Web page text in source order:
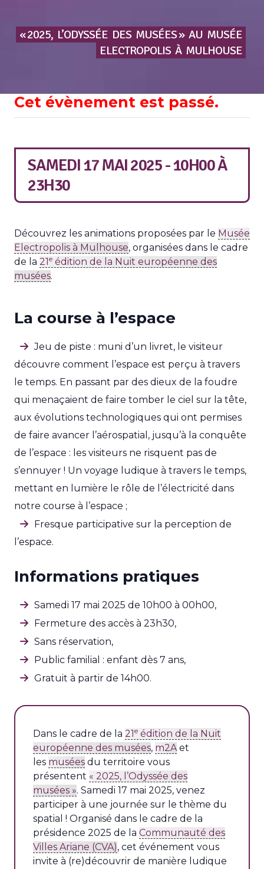
« 2025, L’ODYSSÉE DES MUSÉES » AU MUSÉE
ELECTROPOLIS À MULHOUSE
Cet évènement est passé.
SAMEDI 17 MAI 2025 - 10H00À
23H30
Découvrez les animations proposées par le Musée
Electropolis à Mulhouse, organisées dans le cadre
de la 21e édition de la Nuit européenne des
musées.
La course à l’espace
Jeu de piste : muni d’un livret, le visiteur
découvre comment l’espace est perçu à travers
le temps. En passant par des dieux de la foudre
qui menaçaient de faire tomber le ciel sur la tête,
aux évolutions technologiques qui ont permises
de faire avancer l’aérospatial, jusqu’à la conquête
de l’espace : les visiteurs ne risquent pas de
s’ennuyer ! Un voyage ludique à travers le temps,
mettant en lumière le rôle de l’électricité dans
notre course à l’espace ;
Fresque participative sur la perception de
l’espace.
Informations pratiques
Samedi 17 mai 2025 de 10h00 à 00h00,
Fermeture des accès à 23h30,
Sans réservation,
Public familial : enfant dès 7 ans,
Gratuit à partir de 14h00.
Dans le cadre de la 21e édition de la Nuit
européenne des musées, m2Aet
les musées du territoire vous
présentent « 2025, l’Odyssée des
musées ». Samedi 17 mai 2025, venez
participer à une journée sur le thème du
spatial ! Organisé dans le cadre de la
présidence 2025 de la Communauté des
Villes Ariane (CVA), cet événement vous
invite à (re)découvrir de manière ludique